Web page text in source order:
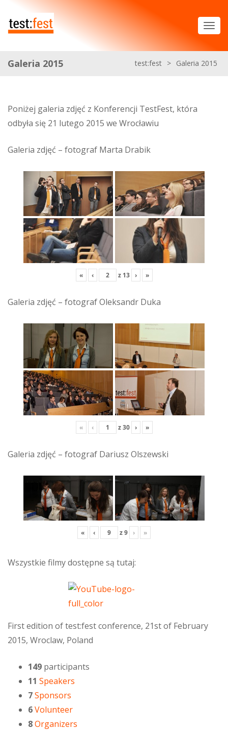
Galeria 2015 test:fest > Galeria 2015
Poniżej galeria zdjęć z Konferencji TestFest, która
odbyła się 21 lutego 2015 we Wrocławiu
Galeria zdjęć – fotograf Marta Drabik
« ‹ z 13 › »
Galeria zdjęć – fotograf Oleksandr Duka
« ‹ z30 › »
Galeria zdjęć – fotograf Dariusz Olszewski
« ‹ z9 › »
Wszystkie filmy dostępne są tutaj:
First edition of test:fest conference, 21st of February
2015, Wroclaw, Poland
149 participants
11 Speakers
7Sponsors
6Volunteer
8Organizers